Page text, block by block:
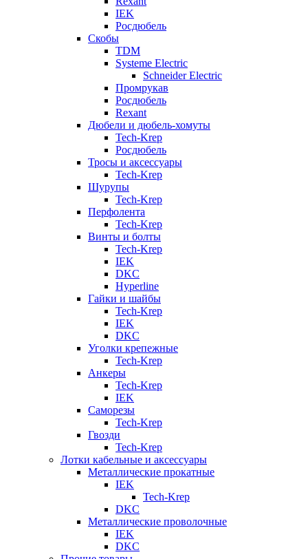
IEK
Росдюбель
Скобы
TDM
Systeme Electric
Schneider Electric
Промрукав
Росдюбель
Rexant
Дюбели и дюбель-хомуты
Tech-Krep
Росдюбель
Тросы и аксессуары
Tech-Krep
Шурупы
Tech-Krep
Перфолента
Tech-Krep
Винты и болты
Tech-Krep
IEK
DKC
Hyperline
Гайки и шайбы
Tech-Krep
IEK
DKC
Уголки крепежные
Tech-Krep
Анкеры
Tech-Krep
IEK
Саморезы
Tech-Krep
Гвозди
Tech-Krep
Лотки кабельные и аксессуары
Металлические прокатные
IEK
Tech-Krep
DKC
Металлические проволочные
IEK
DKC